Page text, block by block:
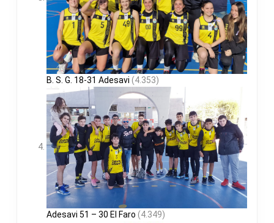
B. S. G. 18-31 Adesavi (4.353)
Adesavi 51 – 30 El Faro (4.349)